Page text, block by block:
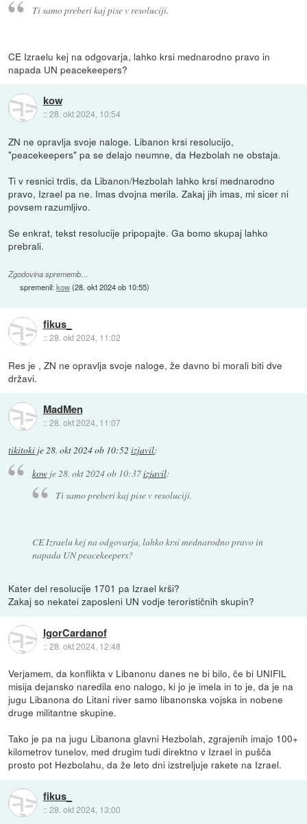
Ti samo preberi kaj pise v resoluciji.
CE Izraelu kej na odgovarja, lahko krsi mednarodno pravo in
napada UN peacekeepers?
kow
::28. okt 2024, 10:54
ZN ne opravlja svoje naloge. Libanon krsi resolucijo,
"peacekeepers" pa se delajo neumne, da Hezbolah ne obstaja.
Ti v resnici trdis, da Libanon/Hezbolah lahko krsi mednarodno
pravo, Izrael pa ne. Imas dvojna merila. Zakaj jih imas, mi sicer ni
povsem razumljivo.
Se enkrat, tekst resolucije pripopajte. Ga bomo skupaj lahko
prebrali.
Zgodovina sprememb…
spremenil:kow(28. okt 2024 ob 10:55)
fikus_
::28. okt 2024, 11:02
Res je , ZN ne opravlja svoje naloge, že davno bi morali biti dve
državi.
MadMen
::28. okt 2024, 11:07
tikitoki je28. okt 2024 ob 10:52 izjavil:
kowje 28. okt 2024 ob 10:37izjavil:
Ti samo preberi kaj pise v resoluciji.
CE Izraelu kej na odgovarja, lahko krsi mednarodno pravo in
napada UN peacekeepers?
Kater del resolucije 1701 pa Izrael krši?
Zakaj so nekatei zaposleni UN vodje terorističnih skupin?
IgorCardanof
::28. okt 2024, 12:48
Verjamem, da konflikta v Libanonu danes ne bi bilo, če bi UNIFIL
misija dejansko naredila eno nalogo, ki jo je imela in to je, da je na
jugu Libanona do Litani river samo libanonska vojska in nobene
druge militantne skupine.
Tako je pa na jugu Libanona glavni Hezbolah, zgrajenih imajo 100+
kilometrov tunelov, med drugim tudi direktno v Izrael in pušča
prosto pot Hezbolahu, da že leto dni izstreljuje rakete na Izrael.
fikus_
::28. okt 2024, 13:00